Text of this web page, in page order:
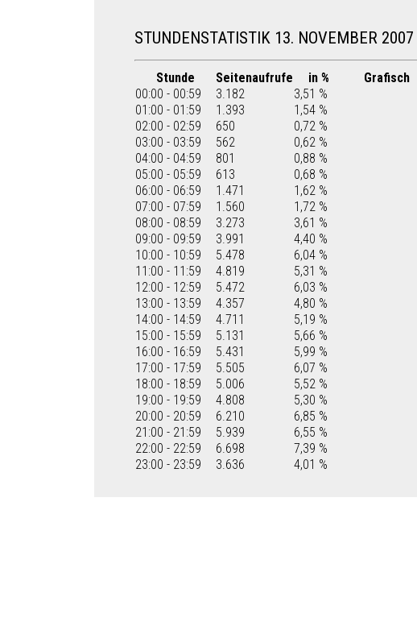
STUNDENSTATISTIK 13. NOVEMBER 2007
Stunde Seitenaufrufe in % Grafisch
00:00 - 00:59
3.182 3,51 %
01:00 - 01:59
1.393 1,54 %
02:00 - 02:59
650 0,72 %
03:00 - 03:59
562 0,62 %
04:00 - 04:59
801 0,88 %
05:00 - 05:59
613 0,68 %
06:00 - 06:59
1.471 1,62 %
07:00 - 07:59
1.560 1,72 %
08:00 - 08:59
3.273 3,61 %
09:00 - 09:59
3.991 4,40 %
10:00 - 10:59
5.478 6,04 %
11:00 - 11:59
4.819 5,31 %
12:00 - 12:59
5.472 6,03 %
13:00 - 13:59
4.357 4,80 %
14:00 - 14:59
4.711 5,19 %
15:00 - 15:59
5.131 5,66 %
16:00 - 16:59
5.431 5,99 %
17:00 - 17:59
5.505 6,07 %
18:00 - 18:59
5.006 5,52 %
19:00 - 19:59
4.808 5,30 %
20:00 - 20:59
6.210 6,85 %
21:00 - 21:59
5.939 6,55 %
22:00 - 22:59
6.698 7,39 %
23:00 - 23:59
3.636 4,01 %